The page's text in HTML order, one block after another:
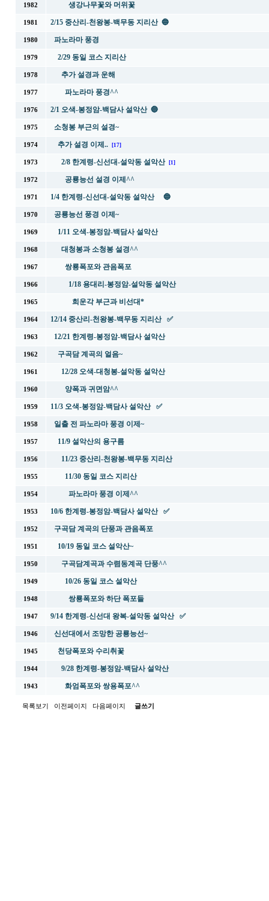
1982 생강나무꽃와 머위꽃
1981 2/15 중산리-천왕봉-백무동 지리산 🔵
1980 파노라마 풍경
1979 2/29 동일 코스 지리산
1978 추가 설경과 운해
1977 파노라마 풍경^^
1976 2/1 오색-봉정암-백담사 설악산 🔵
1975 소청봉 부근의 설경~
1974 추가 설경 이제.. [17]
1973 2/8 한계령-신선대-설악동 설악산 [1]
1972 공룡능선 설경 이제^^
1971 1/4 한계령-신선대-설악동 설악산 🔵
1970 공룡능선 풍경 이제~
1969 1/11 오색-봉정암-백담사 설악산
1968 대청봉과 소청봉 설경^^
1967 쌍룡폭포와 관음폭포
1966 1/18 용대리-봉정암-설악동 설악산
1965 희운각 부근과 비선대*
1964 12/14 중산리-천왕봉-백무동 지리산 ✅
1963 12/21 한계령-봉정암-백담사 설악산
1962 구곡담 계곡의 얼음~
1961 12/28 오색-대청봉-설악동 설악산
1960 양폭과 귀면암^^
1959 11/3 오색-봉정암-백담사 설악산 ✅
1958 일출 전 파노라마 풍경 이제~
1957 11/9 설악산의 용구름
1956 11/23 중산리-천왕봉-백무동 지리산
1955 11/30 동일 코스 지리산
1954 파노라마 풍경 이제^^
1953 10/6 한계령-봉정암-백담사 설악산 ✅
1952 구곡담 계곡의 단풍과 관음폭포
1951 10/19 동일 코스 설악산~
1950 구곡담계곡과 수렴동계곡 단풍^^
1949 10/26 동일 코스 설악산
1948 쌍룡폭포와 하단 폭포들
1947 9/14 한계령-신선대 왕복-설악동 설악산 ✅
1946 신선대에서 조망한 공룡능선~
1945 천당폭포와 수리취꽃
1944 9/28 한계령-봉정암-백담사 설악산
1943 화엄폭포와 쌍용폭포^^
목록보기 이전페이지 다음페이지 글쓰기